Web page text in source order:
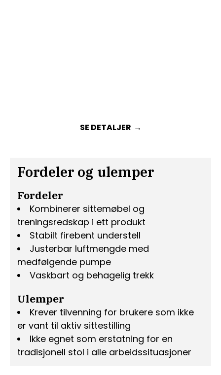
Fordeler og ulemper
Fordeler
Kombinerer sittemøbel og
treningsredskap i ett produkt
Stabilt firebent understell
Justerbar luftmengde med
medfølgende pumpe
Vaskbart og behagelig trekk
Ulemper
Krever tilvenning for brukere som ikke
er vant til aktiv sittestilling
Ikke egnet som erstatning for en
tradisjonell stol i alle arbeidssituasjoner
SE DETALJER